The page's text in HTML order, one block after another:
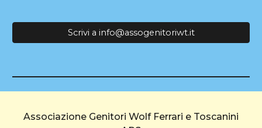
Scrivi a info@assogenitoriwt.it
Associazione Genitori Wolf Ferrari e Toscanini